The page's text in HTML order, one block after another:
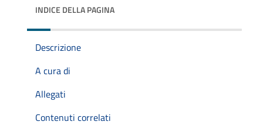
INDICE DELLA PAGINA
Descrizione
A cura di
Allegati
Contenuti correlati